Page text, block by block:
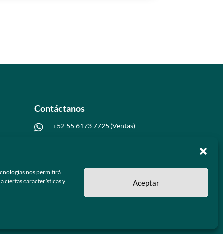
nos permitirá
ciertas características y
Aceptar
Contáctanos
 +52 55 6173 7725 (Ventas)